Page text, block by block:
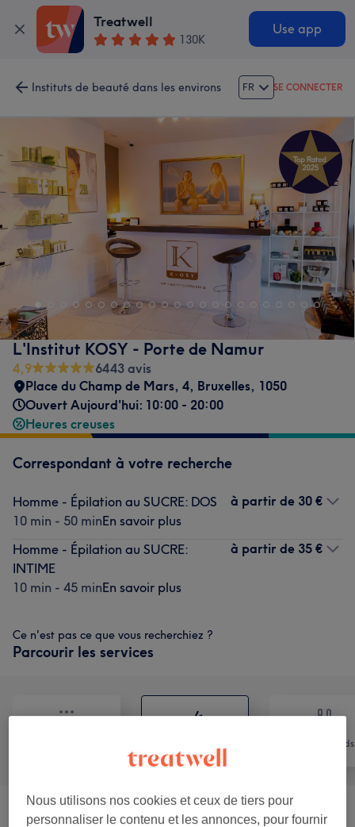
Treatwell
130K
Use app
Instituts de beauté dans les environs FR SE CONNECTER
L'Institut KOSY - Porte de Namur
4,9
6443 avis
Place du Champ de Mars, 4, Bruxelles, 1050
Ouvert Aujourd'hui: 10:00 - 20:00
Heures creuses
Correspondant à votre recherche
Homme - Épilation au SUCRE: DOS
10 min - 50 minEn savoir plus
à partir de 30 €
Homme - Épilation au SUCRE:
INTIME
10 min - 45 minEn savoir plus
à partir de 35 €
Ce n'est pas ce que vous recherchiez ?
Parcourir les services
Mains & Pieds
Homme - Épilation À La CIRE 100%
Nous utilisons nos cookies et ceux de tiers pour
personnaliser le contenu et les annonces, pour fournir